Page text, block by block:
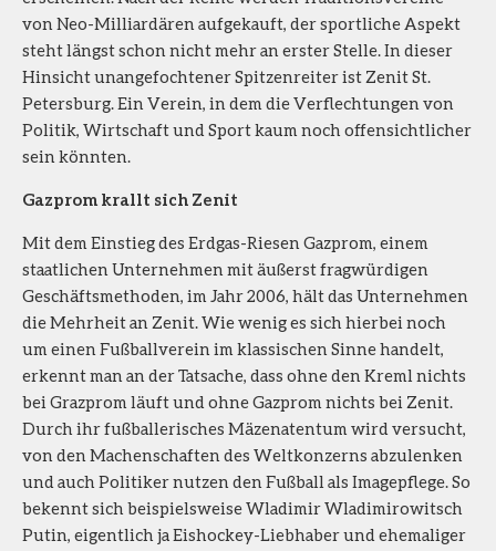
von Neo-Milliardären aufgekauft, der sportliche Aspekt
steht längst schon nicht mehr an erster Stelle. In dieser
Hinsicht unangefochtener Spitzenreiter ist Zenit St.
Petersburg. Ein Verein, in dem die Verflechtungen von
Politik, Wirtschaft und Sport kaum noch offensichtlicher
sein könnten.
Gazprom krallt sich Zenit
Mit dem Einstieg des Erdgas-Riesen Gazprom, einem
staatlichen Unternehmen mit äußerst fragwürdigen
Geschäftsmethoden, im Jahr 2006, hält das Unternehmen
die Mehrheit an Zenit. Wie wenig es sich hierbei noch
um einen Fußballverein im klassischen Sinne handelt,
erkennt man an der Tatsache, dass ohne den Kreml nichts
bei Grazprom läuft und ohne Gazprom nichts bei Zenit.
Durch ihr fußballerisches Mäzenatentum wird versucht,
von den Machenschaften des Weltkonzerns abzulenken
und auch Politiker nutzen den Fußball als Imagepflege. So
bekennt sich beispielsweise Wladimir Wladimirowitsch
Putin, eigentlich ja Eishockey-Liebhaber und ehemaliger